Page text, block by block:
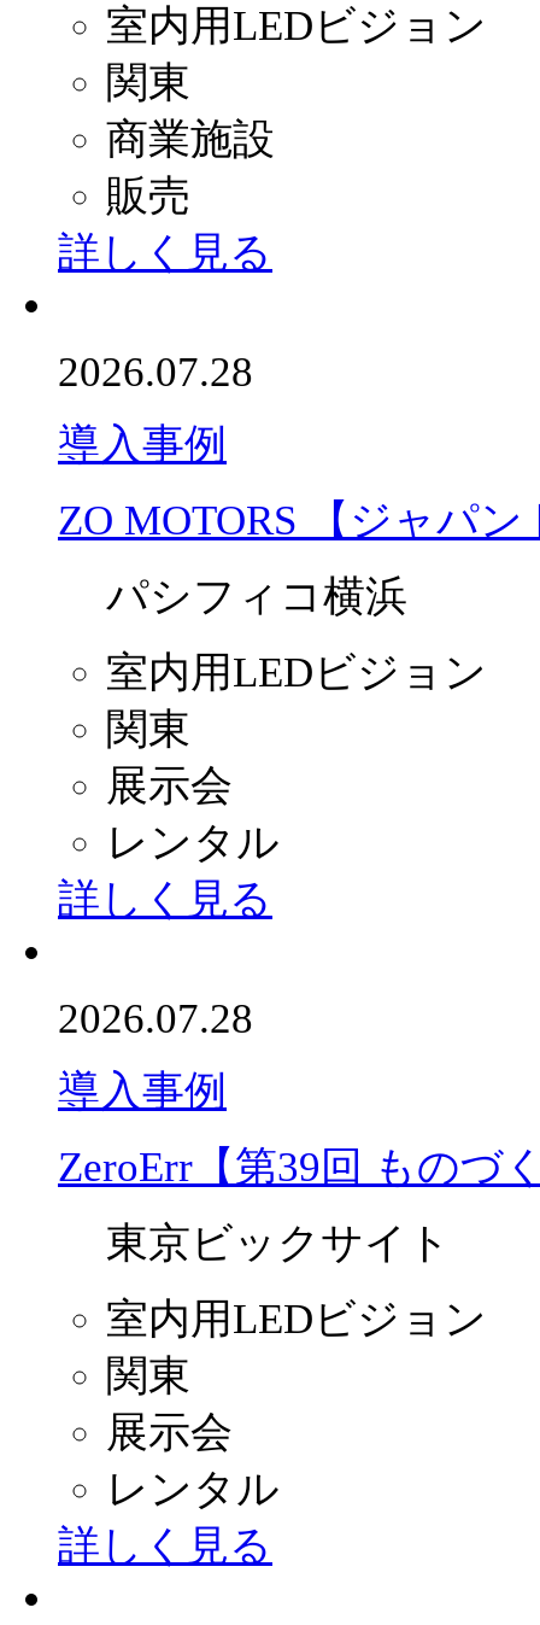
室内用LEDビジョン
関東
商業施設
販売
詳しく見る
2026.07.28
導入事例
ZO MOTORS 【ジャパ
パシフィコ横浜
室内用LEDビジョン
関東
展示会
レンタル
詳しく見る
2026.07.28
導入事例
ZeroErr【第39回 ものづ
東京ビックサイト
室内用LEDビジョン
関東
展示会
レンタル
詳しく見る